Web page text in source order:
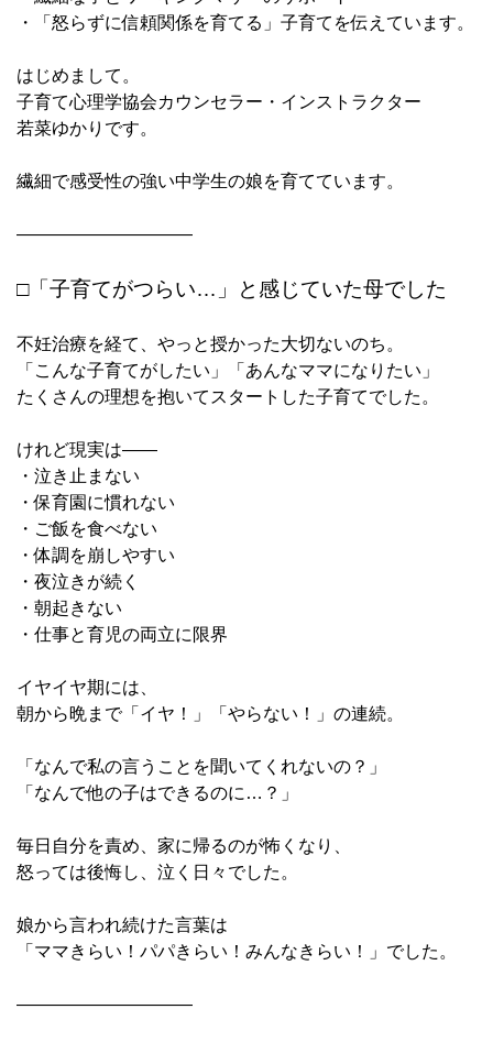
・「怒らずに信頼関係を育てる」子育てを伝えています。
はじめまして。
子育て心理学協会カウンセラー・インストラクター
若菜ゆかりです。
繊細で感受性の強い中学生の娘を育てています。
――――――――――
□「子育てがつらい…」と感じていた母でした
不妊治療を経て、やっと授かった大切ないのち。
「こんな子育てがしたい」「あんなママになりたい」
たくさんの理想を抱いてスタートした子育てでした。
けれど現実は――
・泣き止まない
・保育園に慣れない
・ご飯を食べない
・体調を崩しやすい
・夜泣きが続く
・朝起きない
・仕事と育児の両立に限界
イヤイヤ期には、
朝から晩まで「イヤ！」「やらない！」の連続。
「なんで私の言うことを聞いてくれないの？」
「なんで他の子はできるのに…？」
毎日自分を責め、家に帰るのが怖くなり、
怒っては後悔し、泣く日々でした。
娘から言われ続けた言葉は
「ママきらい！パパきらい！みんなきらい！」でした。
――――――――――